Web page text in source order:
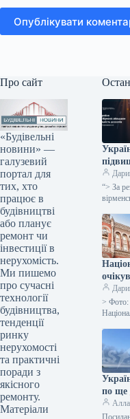
Опублікувати
Про сайт
«Будівельні
новини» —
галузевий
портал для
тих, хто
працює в
будівництві
або планує
ремонт чи
інвестиції в
нерухомість.
Ми пишемо
про сучасні
технології
будівництва,
тенденції
ринку
нерухомості
та практичні
поради з
якісного
ремонту.
Матеріали
для
600
“> За
ВВП
в
> Фото:
по ще